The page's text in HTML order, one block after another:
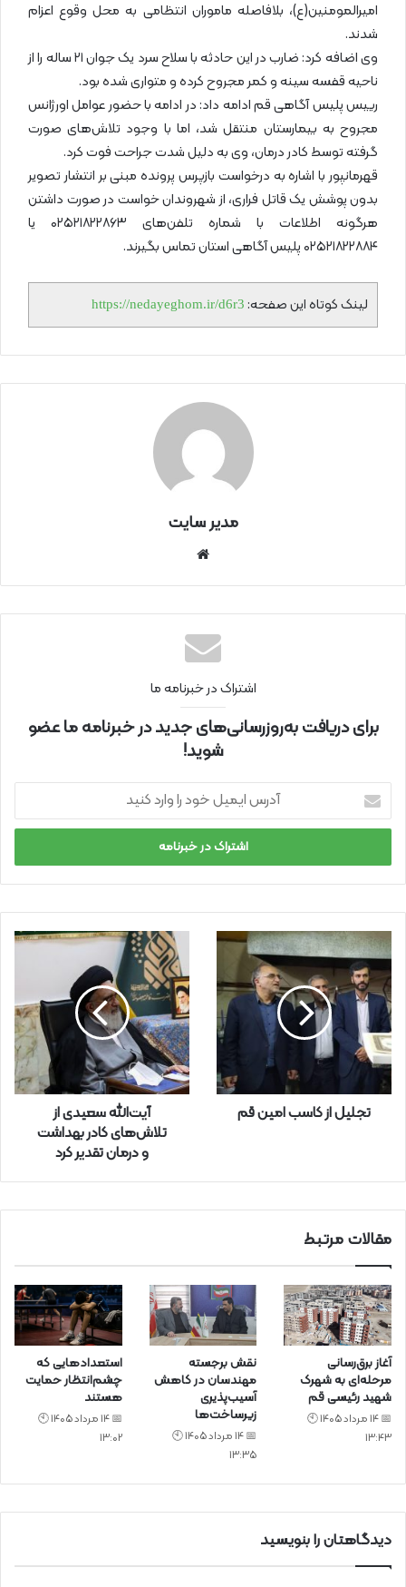
امیرالمومنین(ع)، بلافاصله ماموران انتظامی به محل وقوع اعزام
شدند.
وی اضافه کرد: ضارب در این حادثه با سلاح سرد یک جوان ۲۱ ساله را از
ناحیه قفسه سینه و کمر مجروح کرده و متواری شده بود.
رییس پلیس آگاهی قم ادامه داد: در ادامه با حضور عوامل اورژانس
مجروح به بیمارستان منتقل شد، اما با وجود تلاش‌های صورت
گرفته توسط کادر درمان، وی به دلیل شدت جراحت فوت کرد.
قهرمانپور با اشاره به درخواست بازپرس پرونده مبنی بر انتشار تصویر
بدون پوشش یک قاتل فراری، از شهروندان خواست در صورت داشتن
هرگونه اطلاعات با شماره تلفن‌های ۰۲۵۲۱۸۲۲۸۶۳ یا
۰۲۵۲۱۸۲۲۸۸۴ پلیس آگاهی استان تماس بگیرند.
لینک کوتاه این صفحه: https://nedayeghom.ir/d6r3
مدیر سایت
نتی
اشتراک در خبرنامه ما
برای دریافت به‌روزرسانی‌های جدید در خبرنامه ما عضو
شوید!
ر
ا
ی
ل
خ
و
د
ر
ا
و
ا
ر
تجلیل از کاسب امین قم
آیت‌الله سعیدی از
تلاش‌های کادر بهداشت
و درمان تقدیر کرد
مقالات مرتبط
آغاز برق‌رسانی
مرحله‌ای به شهرک
شهید رئیسی قم
📅 14 مرداد 1405 🕙
13:43
نقش برجسته
مهندسان در کاهش
آسیب‌پذیری
زیرساخت‌ها
📅 14 مرداد 1405 🕙
13:35
استعدادهایی که
چشم‌انتظار حمایت
هستند
📅 14 مرداد 1405 🕙
13:02
دیدگاهتان را بنویسید